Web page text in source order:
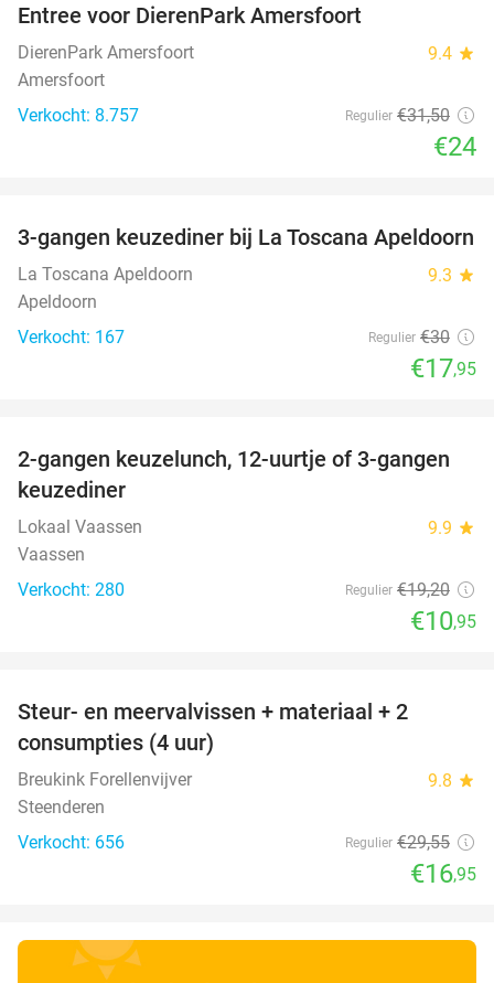
Entree voor DierenPark Amersfoort
DierenPark Amersfoort 9.4 star
Amersfoort
Verkocht: 8.757
Regulier €31,50
€24
40%
3-gangen keuzediner bij La Toscana Apeldoorn
La Toscana Apeldoorn 9.3 star
Apeldoorn
Verkocht: 167
Regulier €30
€17,95
43%
2-gangen keuzelunch, 12-uurtje of 3-gangen
keuzediner
Lokaal Vaassen 9.9 star
Vaassen
Verkocht: 280
Regulier €19,20
€10,95
Steur- en meervalvissen + materiaal + 2
consumpties (4 uur)
Breukink Forellenvijver 9.8 star
Steenderen
Verkocht: 656
Regulier €29,55
€16,95